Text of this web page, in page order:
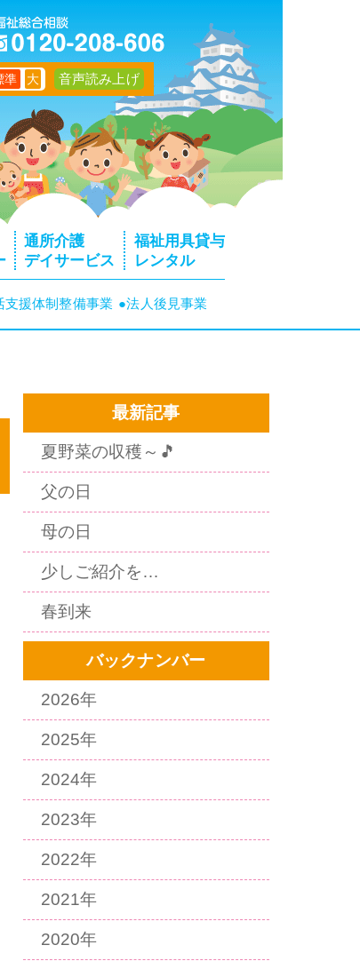
準 大 音声読み上げ
通所介護
デイサービス
福祉用具貸与
レンタル
支援体制整備事業 ●法人後見事業
最新記事
夏野菜の収穫～🎵
父の日
母の日
少しご紹介を…
春到来
バックナンバー
2026年
2025年
2024年
2023年
2022年
2021年
2020年